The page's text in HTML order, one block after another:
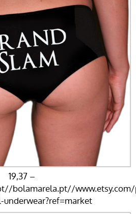
19,37 –
bolamarela.pt//www.etsy.com/